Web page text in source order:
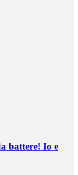
battere! Io e